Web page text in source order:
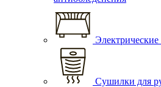
Сушилки для